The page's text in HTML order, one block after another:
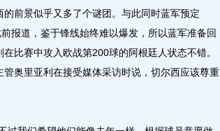
前景似乎又多了个谜团。与此同时蓝军预定
报道，鉴于锋线始终难以爆发，所以蓝军准备回
比赛中攻入欧战第200球的阿根廷人状态不错。
奥里亚利在接受媒体采访时说，切尔西应该尊重